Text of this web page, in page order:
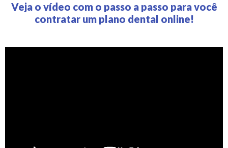
Veja o vídeo com o passo a passo para você
contratar um plano dental online!